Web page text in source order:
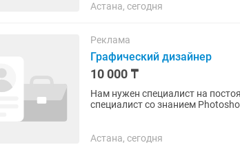
Астана, сегодня
Реклама
Графический дизайнер
10 000 ₸
Нам нужен специалист на
специалист со знанием
Астана, сегодня